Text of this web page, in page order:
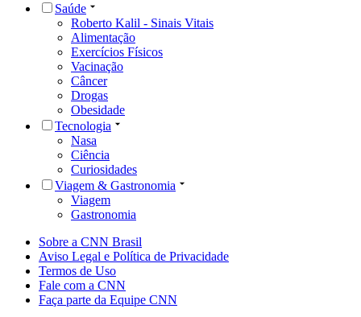
Saúde
Roberto Kalil - Sinais Vitais
Alimentação
Exercícios Físicos
Vacinação
Câncer
Drogas
Obesidade
Tecnologia
Nasa
Ciência
Curiosidades
Viagem & Gastronomia
Viagem
Gastronomia
Sobre a CNN Brasil
Aviso Legal e Política de Privacidade
Termos de Uso
Fale com a CNN
Faça parte da Equipe CNN